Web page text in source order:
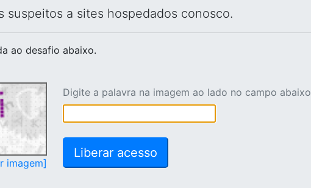
suspeitos a sites hospedados conosco.
ao desafio abaixo.
imagem]
Digite a palavra na imagem ao lado no campo abaixo